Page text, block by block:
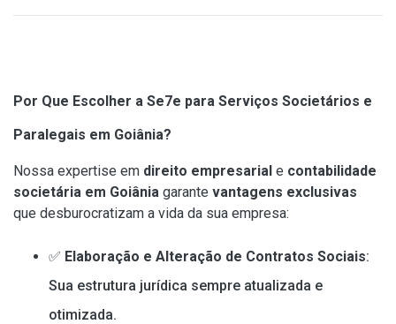
Por Que Escolher a Se7e para Serviços Societários e
Paralegais em Goiânia?
Nossa expertise em direito empresarial e contabilidade
societária em Goiânia garante vantagens exclusivas
que desburocratizam a vida da sua empresa:
✅ Elaboração e Alteração de Contratos Sociais:
Sua estrutura jurídica sempre atualizada e
otimizada.